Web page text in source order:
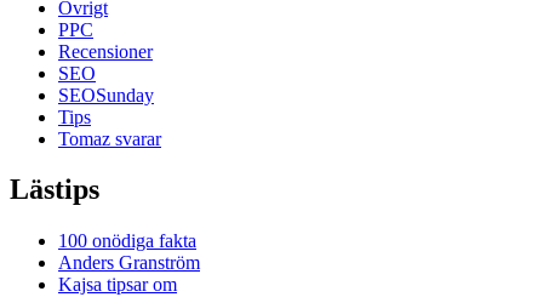
Övrigt
PPC
Recensioner
SEO
SEOSunday
Tips
Tomaz svarar
Lästips
100 onödiga fakta
Anders Granström
Kajsa tipsar om